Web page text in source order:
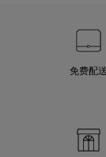
免费配送